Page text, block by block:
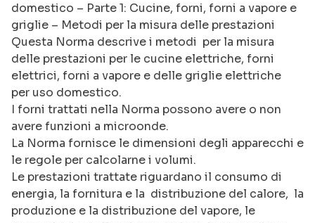
domestico – Parte 1: Cucine, forni, forni a vapore e
griglie – Metodi per la misura delle prestazioni
Questa Norma descrive i metodi per la misura
delle prestazioni per le cucine elettriche, forni
elettrici, forni a vapore e delle griglie elettriche
per uso domestico.
I forni trattati nella Norma possono avere o non
avere funzioni a microonde.
La Norma fornisce le dimensioni degli apparecchi e
le regole per calcolarne i volumi.
Le prestazioni trattate riguardano il consumo di
energia, la fornitura e la distribuzione del calore, la
produzione e la distribuzione del vapore, le